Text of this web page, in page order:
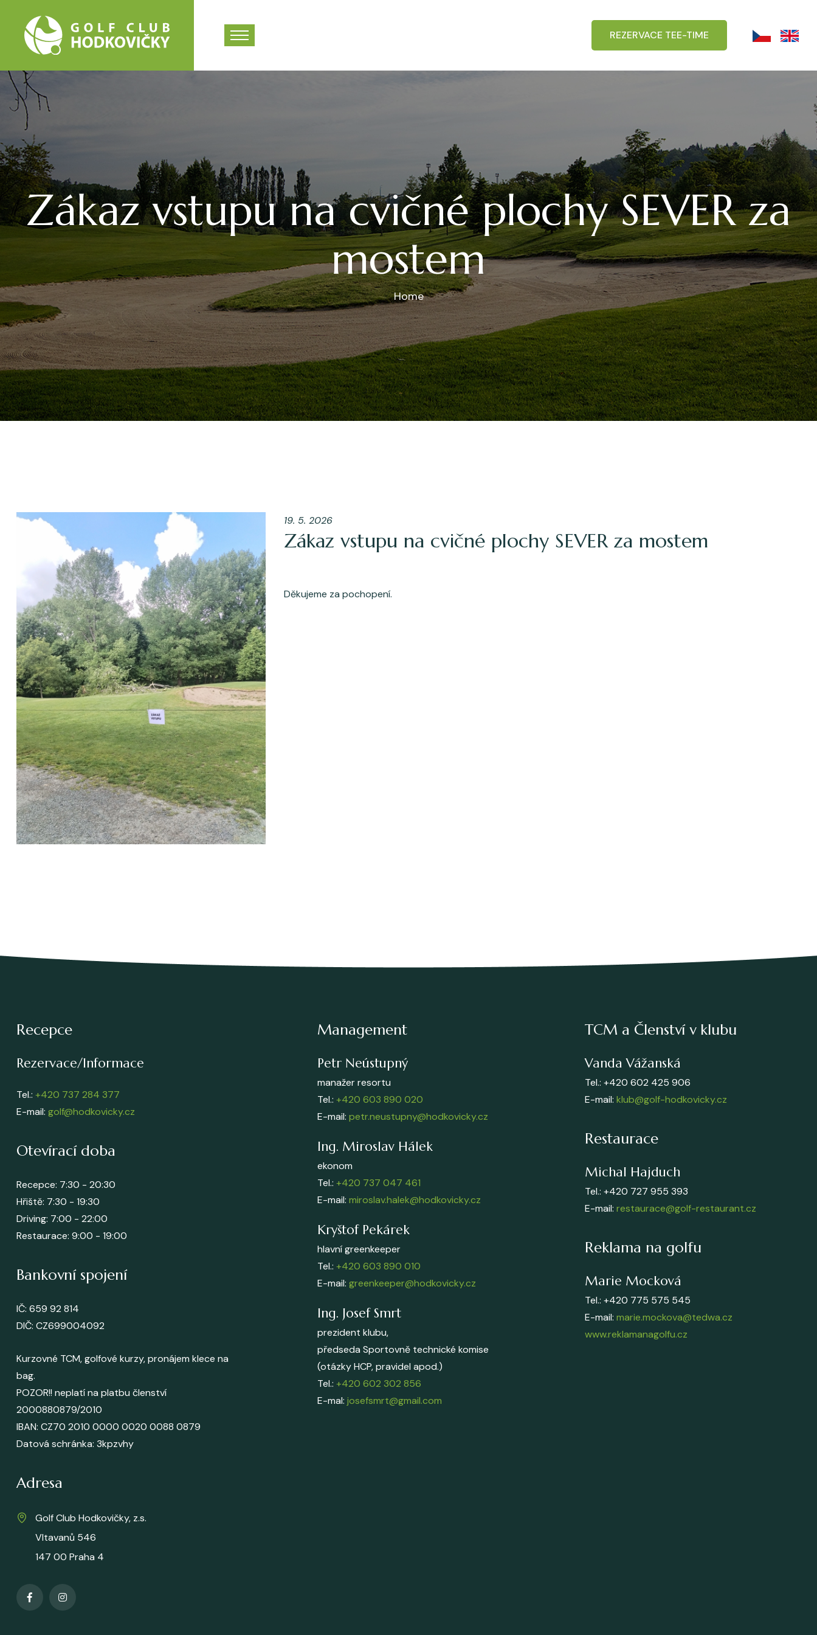
REZERVACE TEE-TIME
Zákaz vstupu na cvičné plochy SEVER za
mostem
Home
19. 5. 2026
Zákaz vstupu na cvičné plochy SEVER za mostem
Děkujeme za pochopení.
Recepce
Rezervace/Informace
Tel.: +420 737 284 377
E-mail: golf@hodkovicky.cz
Otevírací doba
Recepce: 7:30 - 20:30
Hřiště: 7:30 - 19:30
Driving: 7:00 - 22:00
Restaurace: 9:00 - 19:00
Bankovní spojení
IČ: 659 92 814
DIČ: CZ699004092
Kurzovné TCM, golfové kurzy, pronájem klece na
bag.
POZOR!! neplatí na platbu členství
2000880879/2010
IBAN: CZ70 2010 0000 0020 0088 0879
Datová schránka: 3kpzvhy
Adresa
Golf Club Hodkovičky, z.s.
Vltavanů 546
147 00 Praha 4
Management
Petr Neústupný
manažer resortu
Tel.: +420 603 890 020
E-mail: petr.neustupny@hodkovicky.cz
Ing. Miroslav Hálek
ekonom
Tel.: +420 737 047 461
E-mail: miroslav.halek@hodkovicky.cz
Kryštof Pekárek
hlavní greenkeeper
Tel.: +420 603 890 010
E-mail: greenkeeper@hodkovicky.cz
Ing. Josef Smrt
prezident klubu,
předseda Sportovně technické komise
(otázky HCP, pravidel apod.)
Tel.: +420 602 302 856
E-mal: josefsmrt@gmail.com
TCM a Členství v klubu
Vanda Vážanská
Tel.: +420 602 425 906
E-mail: klub@golf-hodkovicky.cz
Restaurace
Michal Hajduch
Tel.: +420 727 955 393
E-mail: restaurace@golf-restaurant.cz
Reklama na golfu
Marie Mocková
Tel.: +420 775 575 545
E-mail: marie.mockova@tedwa.cz
www.reklamanagolfu.cz